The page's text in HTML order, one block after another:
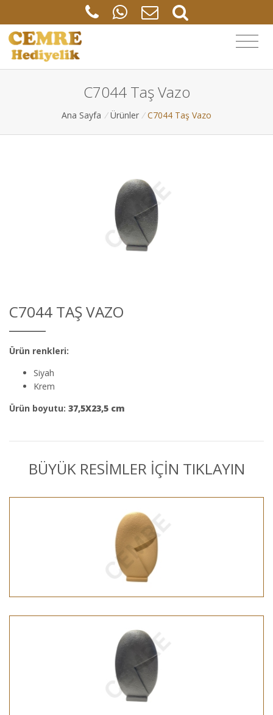
C7044 Taş Vazo
Ana Sayfa / Ürünler / C7044 Taş Vazo
C7044 TAŞ VAZO
Ürün renkleri:
Siyah
Krem
Ürün boyutu: 37,5X23,5 cm
BÜYÜK RESİMLER İÇİN TIKLAYIN